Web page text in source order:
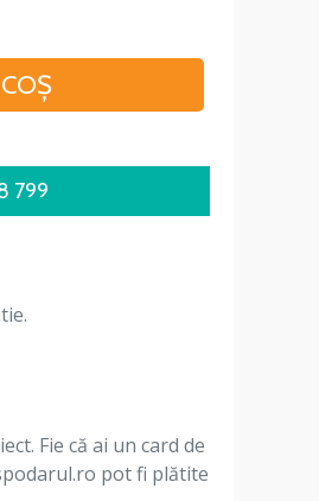
799
Fie că ai un card de
pot fi plătite